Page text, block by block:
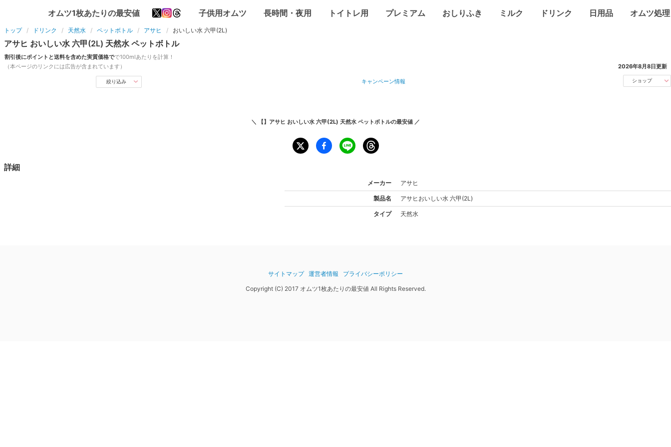
オムツ1枚あたりの最安値 子供用オムツ 長時間・夜用 トイトレ用 プレミアム おしりふき ミルク ドリンク 日用品 オムツ処理
トップ ドリンク 天然水 ペットボトル アサヒ おいしい水 六甲(2L)
アサヒ おいしい水 六甲(2L) 天然水 ペットボトル
割引後にポイントと送料を含めた実質価格でで100mlあたりを計算！
（本ページのリンクには広告が含まれています）
2026年8月8日更新
絞り込み キャンペーン情報 ショップ
＼ 【】アサヒ おいしい水 六甲(2L) 天然水 ペットボトルの最安値 ／
詳細
メーカー アサヒ
製品名 アサヒ おいしい水 六甲(2L)
タイプ 天然水
サイトマップ 運営者情報
プライバシーポリシー
Copyright (C) 2017 オムツ1枚あたりの最安値 All Rights Reserved.